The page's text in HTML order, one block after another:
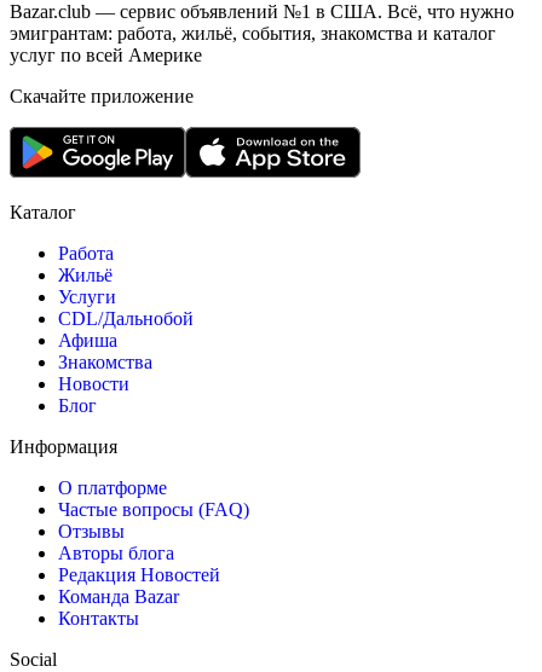
Bazar.club — сервис объявлений №1 в США. Всё, что нужно
эмигрантам: работа, жильё, события, знакомства и каталог
услуг по всей Америке
Скачайте приложение
Каталог
Работа
Жильё
Услуги
CDL/Дальнобой
Афиша
Знакомства
Новости
Блог
Информация
О платформе
Частые вопросы (FAQ)
Отзывы
Авторы блога
Редакция Новостей
Команда Bazar
Контакты
Social